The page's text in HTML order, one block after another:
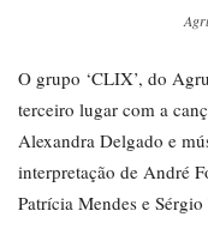
O grupo ‘CLIX’, do
terceiro lugar com a
Alexandra Delgado e
interpretação de André
Patrícia Mendes e Sérgio